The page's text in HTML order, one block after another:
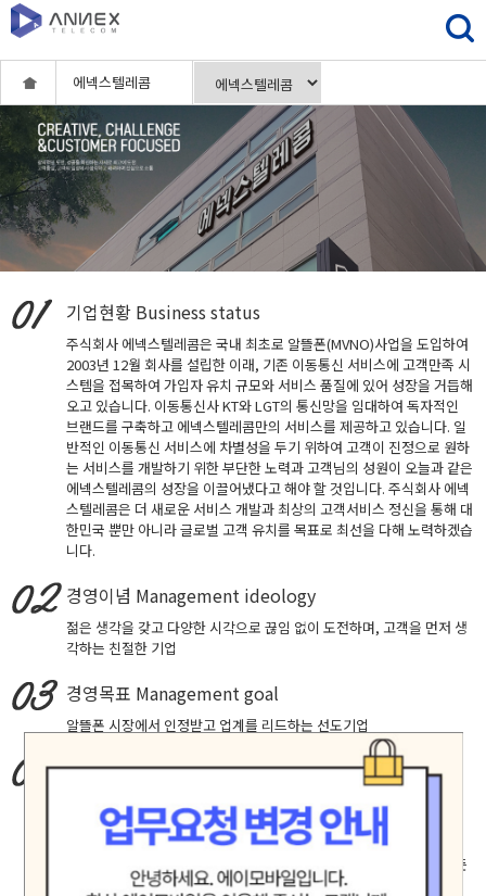
에넥스텔레콤
기업현황 Business status
주식회사 에넥스텔레콤은 국내 최초로 알뜰폰(MVNO)사업을 도입하여
2003년 12월 회사를 설립한 이래, 기존 이동통신 서비스에 고객만족 시
스템을 접목하여 가입자 유치 규모와 서비스 품질에 있어 성장을 거듭해
오고 있습니다. 이동통신사 KT와 LGT의 통신망을 임대하여 독자적인
브랜드를 구축하고 에넥스텔레콤만의 서비스를 제공하고 있습니다. 일
반적인 이동통신 서비스에 차별성을 두기 위하여 고객이 진정으로 원하
는 서비스를 개발하기 위한 부단한 노력과 고객님의 성원이 오늘과 같은
에넥스텔레콤의 성장을 이끌어냈다고 해야 할 것입니다. 주식회사 에넥
스텔레콤은 더 새로운 서비스 개발과 최상의 고객서비스 정신을 통해 대
한민국 뿐만 아니라 글로벌 고객 유치를 목표로 최선을 다해 노력하겠습
니다.
경영이념 Management ideology
젊은 생각을 갖고 다양한 시각으로 끊임 없이 도전하며, 고객을 먼저 생
각하는 친절한 기업
경영목표 Management goal
알뜰폰 시장에서 인정받고 업계를 리드하는 선도기업
핵심가치Core Values
창의적 도전, 실패에 안주하지 않고 성공을 확신하는 자세로 최고에 도
전합니다.
고객중심, 고객의 입장에서 생각하고 배려하며 진심으로 소통합니다.
책임과 헌신, 신뢰 존중 배려가 깃든 마음으로 직원 제휴사 고객등 모든
인연을 소중히 여기며 공정하고 바르게 행동합니다.